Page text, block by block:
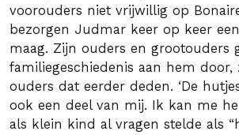
voorouders niet vrijwillig op
bezorgen Judmar keer op keer
maag. Zijn ouders en grootouders
familiegeschiedenis aan hem door,
ouders dat eerder deden. ‘De
ook een deel van mij. Ik kan me
als klein kind al vragen stelde als